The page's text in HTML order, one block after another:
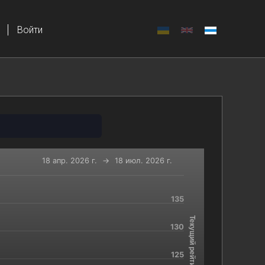
Войти
axis.
navigator-y-axis.
Текущий рейтинг
18 апр. 2026 г. → 18 июл. 2026 г.
125
130
135